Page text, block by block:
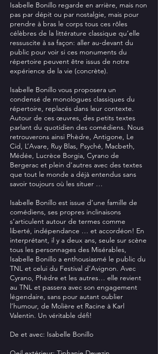
Isabelle Bonillo regarde en arrière, mais non
pas par dépit ou par nostalgie, mais pour
prendre à bras le corps tous ces rôles
célèbres de la littérature classique qu’elle
ressuscite à sa façon: aller au-devant du
public pour voir si ces monuments du
répertoire peuvent être issus de notre
expérience de la vie (concrète).
Isabelle Bonillo vous proposera un
condensé de monologues classiques du
répertoire, replacés dans leur contexte.
Autour de ces œuvres, des petits textes
parlant du quotidien des comédiens. Nous
retrouverons ainsi Phèdre, Antigone, Le
Cid, L’Avare, Ruy Blas, Psyché, Macbeth,
Médée, Lucrèce Borgia, Cyrano de
Bergerac et plein d’autres avec des textes
que tout le monde a déjà entendus sans
savoir toujours où les situer …
Isabelle Bonillo est issue d’une famille de
comédiens, ses propres inclinaisons
s’articulent autour de termes comme
liberté, indépendance … et accordéon! En
interprétant, il y a deux ans, seule sur scène
tous les personnages des Misérables,
Isabelle Bonillo a enthousiasmé le public du
TNL et celui du Festival d’Avignon. Avec
Cyrano, Phèdre et les autres… elle revient
au TNL et passera avec son engagement
légendaire, sans pour autant oublier
l’humour, de Molière et Racine à Karl
Valentin. Un véritable défi!
De et avec: Isabelle Bonillo